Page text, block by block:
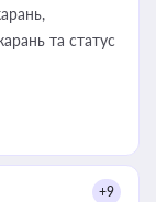
та статус
+9